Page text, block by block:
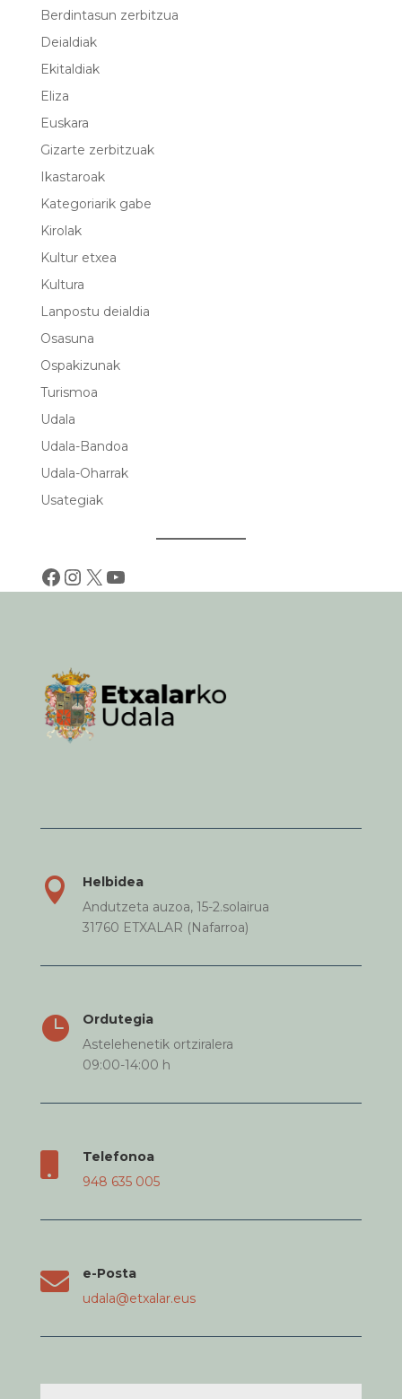
Berdintasun zerbitzua
Deialdiak
Ekitaldiak
Eliza
Euskara
Gizarte zerbitzuak
Ikastaroak
Kategoriarik gabe
Kirolak
Kultur etxea
Kultura
Lanpostu deialdia
Osasuna
Ospakizunak
Turismoa
Udala
Udala-Bandoa
Udala-Oharrak
Usategiak
Facebook
Instagram
X YouTube

Helbidea
Andutzeta auzoa, 15-2.solairua
31760 ETXALAR (Nafarroa)

Ordutegia
Astelehenetik ortziralera
09:00-14:00 h
Telefonoa
948 635 005

e-Posta
udala@etxalar.eus